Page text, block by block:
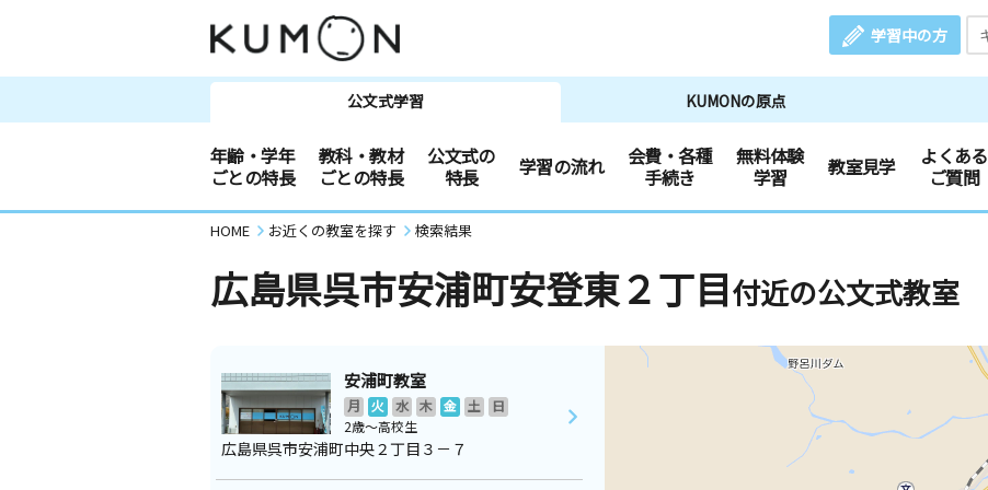
学習中の方
公文式学習 KUMONの原点
年齢・学年
ごとの特長
教科・教材
ごとの特長
公文式の
特長
学習の流れ
会費・各種
手続き
無料体験
学習
教室見学
よくある
ご質問
HOME お近くの教室を探す 検索結果
広島県呉市安浦町安登東２丁目付近の公文式教室
安浦町教室
月 火 水 木 金 土
日
2歳～高校生
広島県呉市安浦町中央２丁目３－７